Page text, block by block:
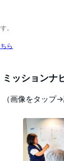
。
ら
ミッションナ
（画像をタップ→